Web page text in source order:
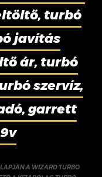
turbó
javítás
ár, turbó
szervíz,
garrett
A WIZARD TURBO